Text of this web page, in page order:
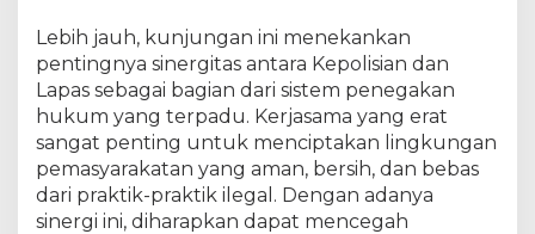
a
a
n
H
u
k
u
m
Lebih jauh, kunjungan ini menekankan
pentingnya sinergitas antara Kepolisian dan
Lapas sebagai bagian dari sistem penegakan
hukum yang terpadu. Kerjasama yang erat
sangat penting untuk menciptakan lingkungan
pemasyarakatan yang aman, bersih, dan bebas
dari praktik-praktik ilegal. Dengan adanya
sinergi ini, diharapkan dapat mencegah